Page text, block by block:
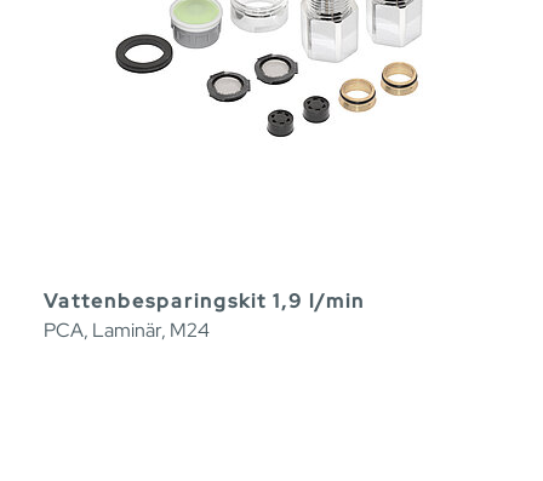
Vattenbesparingskit 1,9 l/min
PCA, Laminär, M24